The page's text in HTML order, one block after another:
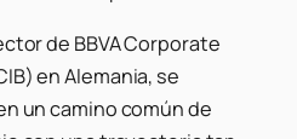
de BBVA Corporate
en Alemania, se
un camino común de